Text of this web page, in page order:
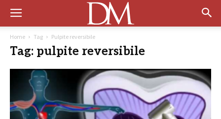
Home Tag Pulpite reversibile
Tag: pulpite reversibile